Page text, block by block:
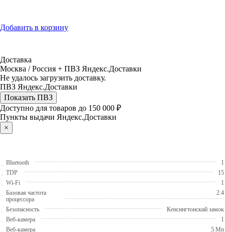
Добавить в корзину
Доставка
Москва / Россия + ПВЗ Яндекс.Доставки
Не удалось загрузить доставку.
ПВЗ Яндекс.Доставки
Показать ПВЗ
Доступно для товаров до 150 000 ₽
Пункты выдачи Яндекс.Доставки
×
Bluetooth
1
TDP
15
Wi-Fi
1
Базовая частота
процессора
2.4
Безопасность
Кенсингтонский замок
Веб-камера
1
Веб-камера
5 Мп